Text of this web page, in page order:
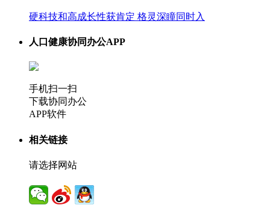
硬科技和高成长性获肯定 格灵深瞳同时入
人口健康协同办公APP
手机扫一扫
下载协同办公
APP软件
相关链接
请选择网站